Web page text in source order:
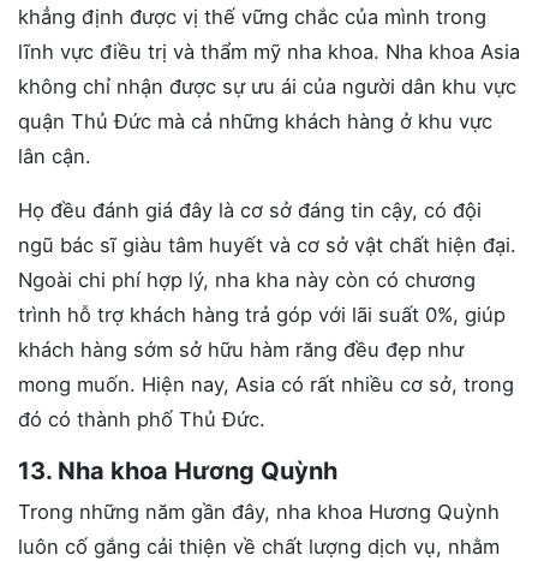
khẳng định được vị thế vững chắc của mình trong
lĩnh vực điều trị và thẩm mỹ nha khoa. Nha khoa Asia
không chỉ nhận được sự ưu ái của người dân khu vực
quận Thủ Đức mà cả những khách hàng ở khu vực
lân cận.
Họ đều đánh giá đây là cơ sở đáng tin cậy, có đội
ngũ bác sĩ giàu tâm huyết và cơ sở vật chất hiện đại.
Ngoài chi phí hợp lý, nha kha này còn có chương
trình hỗ trợ khách hàng trả góp với lãi suất 0%, giúp
khách hàng sớm sở hữu hàm răng đều đẹp như
mong muốn. Hiện nay, Asia có rất nhiều cơ sở, trong
đó có thành phố Thủ Đức.
13. Nha khoa Hương Quỳnh
Trong những năm gần đây, nha khoa Hương Quỳnh
luôn cố gắng cải thiện về chất lượng dịch vụ, nhằm